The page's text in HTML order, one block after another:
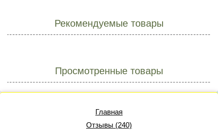
Рекомендуемые товары
Просмотренные товары
Главная
Отзывы (240)